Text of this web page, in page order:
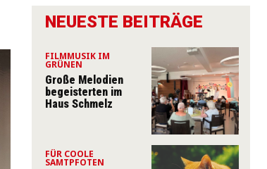
NEUESTE BEITRÄGE
FILMMUSIK IM
GRÜNEN
Große Melodien
begeisterten im
Haus Schmelz
FÜR COOLE
SAMTPFOTEN